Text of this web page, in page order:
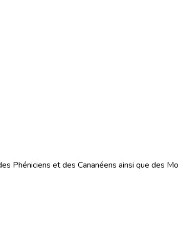
Phéniciens et des Cananéens ainsi que des